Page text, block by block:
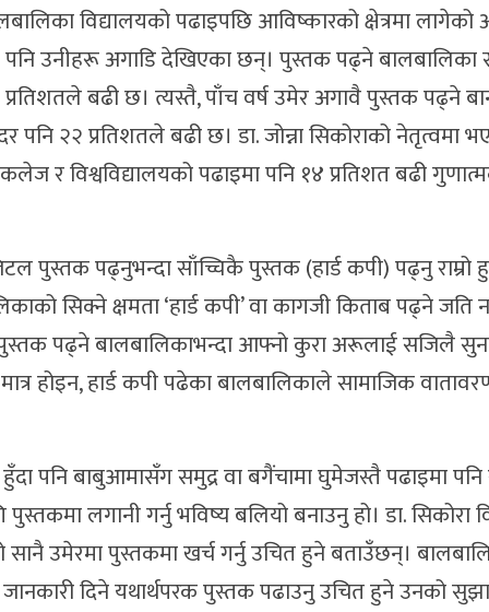
विद्यालयको पढाइपछि आविष्कारको क्षेत्रमा
उनीहरू अगाडि देखिएका छन्। पुस्तक पढ्ने बालबालिका
बढी छ। त्यस्तै, पाँच वर्ष उमेर अगावै पुस्तक पढ्ने
पनि २२ प्रतिशतले बढी छ। डा. जोन्ना सिकोराको नेतृत्वमा
विश्वविद्यालयको पढाइमा पनि १४ प्रतिशत बढी
पुस्तक पढ्नुभन्दा साँच्चिकै पुस्तक (हार्ड कपी) पढ्नु राम्रो
सिक्ने क्षमता ‘हार्ड कपी’ वा कागजी किताब पढ्ने जति
पढ्ने बालबालिकाभन्दा आफ्नो कुरा अरूलाई सजिलै
होइन, हार्ड कपी पढेका बालबालिकाले सामाजिक
पनि बाबुआमासँग समुद्र वा बगैंचामा घुमेजस्तै पढाइमा
लगानी गर्नु भविष्य बलियो बनाउनु हो। डा. सिकोरा
सानै उमेरमा पुस्तकमा खर्च गर्नु उचित हुने बताउँछन्।
दिने यथार्थपरक पुस्तक पढाउनु उचित हुने उनको